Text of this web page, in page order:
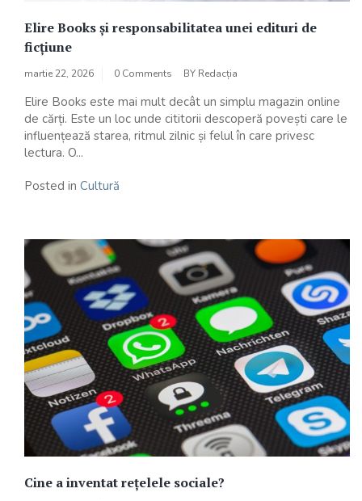
Elire Books și responsabilitatea unei edituri de
ficțiune
martie 22, 2026 0 Comments BY Redacția
Elire Books este mai mult decât un simplu magazin online
de cărți. Este un loc unde cititorii descoperă povești care le
influențează starea, ritmul zilnic și felul în care privesc
lectura. O...
Posted in Cultură
Cine a inventat rețelele sociale?